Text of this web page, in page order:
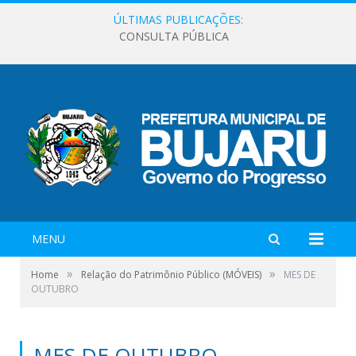
ÚLTIMAS PUBLICAÇÕES:
CONSULTA PÚBLICA
MENU
Home » Relação do Patrimônio Público (MÓVEIS) »
MES DE
OUTUBRO